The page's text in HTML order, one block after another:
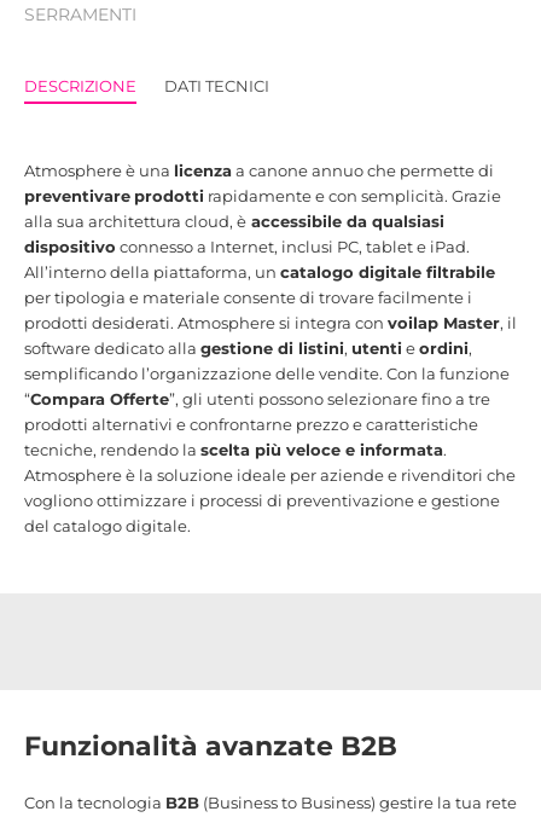
SERRAMENTI
DESCRIZIONE DATI TECNICI
Atmosphere è una licenzaa canone annuo che permette di
preventivare prodotti rapidamente e con semplicità. Grazie
alla sua architettura cloud, è accessibile da qualsiasi
dispositivo connesso a Internet, inclusi PC, tablet e iPad.
All’interno della piattaforma, un catalogo digitale filtrabile
per tipologia e materiale consente di trovare facilmente i
prodotti desiderati. Atmosphere si integra con voilap Master, il
software dedicato alla gestione di listini, utenti eordini,
semplificando l’organizzazione delle vendite. Con la funzione
“Compara Offerte”, gli utenti possono selezionare fino a tre
prodotti alternativi e confrontarne prezzo e caratteristiche
tecniche, rendendo la scelta più veloce e informata.
Atmosphere è la soluzione ideale per aziende e rivenditori che
vogliono ottimizzare i processi di preventivazione e gestione
del catalogo digitale.
Funzionalità avanzate B2B
Con la tecnologia B2B (Business to Business) gestire la tua rete